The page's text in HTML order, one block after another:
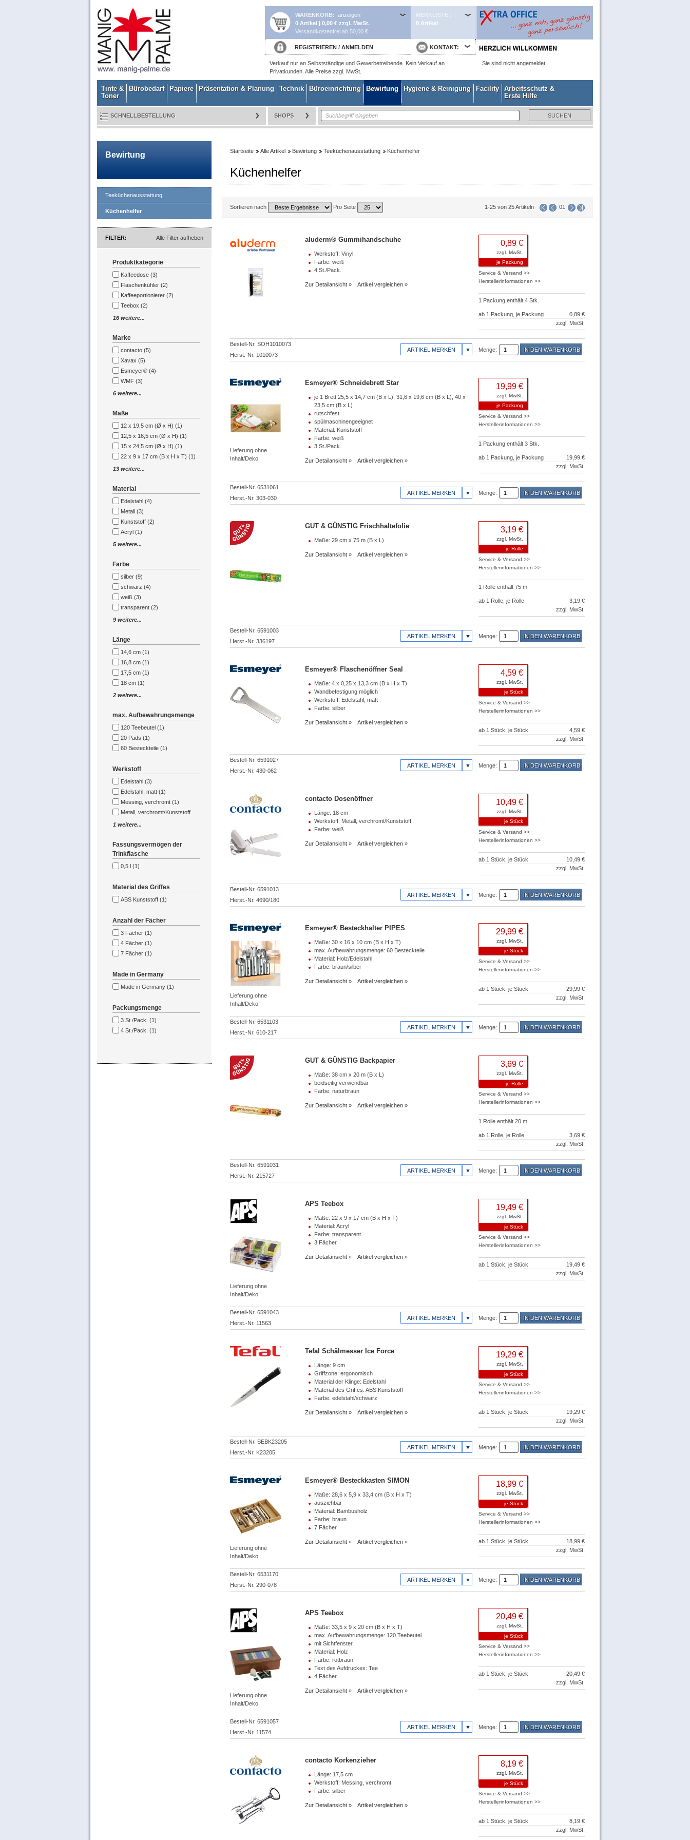
WARENKORB
anzeigen
0 Artikel | 0,00 € zzgl. MwSt.
Versandkostenfrei ab 50,00 €.
MERKLISTE
0 Artikel
REGISTRIEREN / ANMELDEN KONTAKT
Verkauf nur an Selbstständige und Gewerbetreibende. Kein Verkauf an
Privatkunden. Alle Preise zzgl. MwSt.
Sie sind nicht angemeldet
Tinte &
Toner
Bürobedarf Papiere Präsentation & Planung Technik Büroeinrichtung Bewirtung Hygiene & Reinigung Facility
Arbeitsschutz &
Erste Hilfe
SCHNELLBESTELLUNG SHOPS
Bewirtung
Teeküchenausstattung
Küchenhelfer
FILTER
Produktkategorie
Kaffeedose (3)
Flaschenkühler (2)
Kaffeeportionierer (2)
Teebox (2)
16 weitere...
Marke
contacto (5)
Xavax (5)
Esmeyer® (4)
WMF (3)
6 weitere...
Maße
12 x 19,5 cm (Ø x H) (1)
12,5 x 16,5 cm (Ø x H) (1)
15 x 24,5 cm (Ø x H) (1)
22 x 9 x 17 cm (B x H x T) (1)
13 weitere...
Material
Edelstahl (4)
Metall (3)
Kunststoff (2)
Acryl (1)
5 weitere...
Farbe
silber (9)
schwarz (4)
weiß (3)
transparent (2)
9 weitere...
Länge
14,6 cm (1)
16,8 cm (1)
17,5 cm (1)
18 cm (1)
2 weitere...
max. Aufbewahrungsmenge
120 Teebeutel (1)
20 Pads (1)
60 Besteckteile (1)
Werkstoff
Edelstahl (3)
Edelstahl, matt (1)
Messing, verchromt (1)
1 weitere...
Fassungsvermögen der
Trinkflasche
0,5 l (1)
Material des Griffes
ABS Kunststoff (1)
Anzahl der Fächer
3 Fächer (1)
4 Fächer (1)
7 Fächer (1)
Made in Germany
Made in Germany (1)
Packungsmenge
3 St./Pack. (1)
4 St./Pack. (1)
Alle Filter aufheben
Startseite Alle Artikel Bewirtung Teeküchenausstattung Küchenhelfer
Küchenhelfer
Sortieren nach Pro Seite 1-25 von 25 Artikeln 01
je Packung
0,89 €
zzgl. MwSt.
Service & Versand >>
Herstellerinformationen >>
1 Packung enthält 4 Stk.
zzgl. MwSt.
ab 1 Packung, je Packung 0,89 €
aluderm® Gummihandschuhe
Werkstoff: Vinyl
Farbe: weiß
4 St./Pack.
Zur Detailansicht Artikel vergleichen
Menge:
Bestell-Nr. SOH1010073
Herst.-Nr. 1010073
je Packung
19,99 €
zzgl. MwSt.
Service & Versand >>
Herstellerinformationen >>
1 Packung enthält 3 Stk.
zzgl. MwSt.
ab 1 Packung, je Packung 19,99 €
Lieferung ohne
Inhalt/Deko
Esmeyer® Schneidebrett Star
je 1 Brett 25,5 x 14,7 cm (B x L), 31,6 x 19,6 cm (B x L), 40 x
23,5 cm (B x L)
rutschfest
spülmaschinengeeignet
Material: Kunststoff
Farbe: weiß
3 St./Pack.
Zur Detailansicht Artikel vergleichen
Menge:
Bestell-Nr. 6531061
Herst.-Nr. 303-030
je Rolle
3,19 €
zzgl. MwSt.
Service & Versand >>
Herstellerinformationen >>
1 Rolle enthält 75 m
zzgl. MwSt.
ab 1 Rolle, je Rolle 3,19 €
GUT & GÜNSTIG Frischhaltefolie
Maße: 29 cm x 75 m (B x L)
Zur Detailansicht Artikel vergleichen
Menge:
Bestell-Nr. 6591003
Herst.-Nr. 336197
je Stück
4,59 €
zzgl. MwSt.
Service & Versand >>
Herstellerinformationen >>
zzgl. MwSt.
ab 1 Stück, je Stück 4,59 €
Esmeyer® Flaschenöffner Seal
Maße: 4 x 0,25 x 13,3 cm (B x H x T)
Wandbefestigung möglich
Werkstoff: Edelstahl, matt
Farbe: silber
Zur Detailansicht Artikel vergleichen
Menge:
Bestell-Nr. 6591027
Herst.-Nr. 430-062
je Stück
10,49 €
zzgl. MwSt.
Service & Versand >>
Herstellerinformationen >>
zzgl. MwSt.
ab 1 Stück, je Stück 10,49 €
contacto Dosenöffner
Länge: 18 cm
Werkstoff: Metall, verchromt/Kunststoff
Farbe: weiß
Zur Detailansicht Artikel vergleichen
Menge:
Bestell-Nr. 6591013
Herst.-Nr. 4690/180
je Stück
29,99 €
zzgl. MwSt.
Service & Versand >>
Herstellerinformationen >>
zzgl. MwSt.
ab 1 Stück, je Stück
29,99 €
Lieferung ohne
Inhalt/Deko
Esmeyer® Besteckhalter PIPES
Maße: 30 x 16 x 10 cm (B x H x T)
max. Aufbewahrungsmenge: 60 Besteckteile
Material: Holz/Edelstahl
Farbe: braun/silber
Zur Detailansicht Artikel vergleichen
Menge:
Bestell-Nr. 6531103
Herst.-Nr. 610-217
je Rolle
3,69 €
zzgl. MwSt.
Service & Versand >>
Herstellerinformationen >>
1 Rolle enthält 20 m
zzgl. MwSt.
ab 1 Rolle, je Rolle 3,69 €
GUT & GÜNSTIG Backpapier
Maße: 38 cm x 20 m (B x L)
beidseitig verwendbar
Farbe: naturbraun
Zur Detailansicht Artikel vergleichen
Menge:
Bestell-Nr. 6591031
Herst.-Nr. 215727
je Stück
19,49 €
zzgl. MwSt.
Service & Versand >>
Herstellerinformationen >>
zzgl. MwSt.
ab 1 Stück, je Stück 19,49 €
Lieferung ohne
Inhalt/Deko
APS Teebox
Maße: 22 x 9 x 17 cm (B x H x T)
Material: Acryl
Farbe: transparent
3 Fächer
Zur Detailansicht Artikel vergleichen
Menge:
Bestell-Nr. 6591043
Herst.-Nr. 11563
je Stück
19,29 €
zzgl. MwSt.
Service & Versand >>
Herstellerinformationen >>
zzgl. MwSt.
ab 1 Stück, je Stück 19,29 €
Tefal Schälmesser Ice Force
Länge: 9 cm
Griffzone: ergonomisch
Material der Klinge: Edelstahl
Material des Griffes: ABS Kunststoff
Farbe: edelstahl/schwarz
Zur Detailansicht Artikel vergleichen
Menge:
Bestell-Nr. SEBK23205
Herst.-Nr. K23205
je Stück
18,99 €
zzgl. MwSt.
Service & Versand >>
Herstellerinformationen >>
zzgl. MwSt.
ab 1 Stück, je Stück
18,99 €
Lieferung ohne
Inhalt/Deko
Esmeyer® Besteckkasten SIMON
Maße: 28,6 x 5,9 x 33,4 cm (B x H x T)
ausziehbar
Material: Bambusholz
Farbe: braun
7 Fächer
Zur Detailansicht Artikel vergleichen
Menge:
Bestell-Nr. 6531170
Herst.-Nr. 290-078
je Stück
20,49 €
zzgl. MwSt.
Service & Versand >>
Herstellerinformationen >>
zzgl. MwSt.
ab 1 Stück, je Stück 20,49 €
Lieferung ohne
Inhalt/Deko
APS Teebox
Maße: 33,5 x 9 x 20 cm (B x H x T)
max. Aufbewahrungsmenge: 120 Teebeutel
mit Sichtfenster
Material: Holz
Farbe: rotbraun
Text des Aufdruckes: Tee
4 Fächer
Zur Detailansicht Artikel vergleichen
Menge:
Bestell-Nr. 6591057
Herst.-Nr. 11574
je Stück
8,19 €
zzgl. MwSt.
Service & Versand >>
Herstellerinformationen >>
zzgl. MwSt.
ab 1 Stück, je Stück 8,19 €
contacto Korkenzieher
Länge: 17,5 cm
Werkstoff: Messing, verchromt
Farbe: silber
Zur Detailansicht Artikel vergleichen